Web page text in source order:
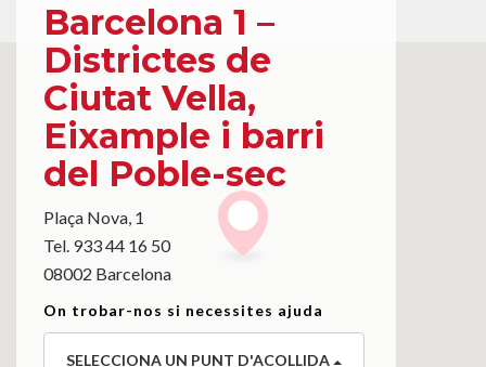
Barcelona 1 –
Districtes de
Ciutat Vella,
Eixample i barri
del Poble-sec
Plaça Nova, 1
Tel. 933 44 16 50
08002 Barcelona
On trobar-nos si necessites ajuda
SELECCIONA UN PUNT D'ACOLLIDA